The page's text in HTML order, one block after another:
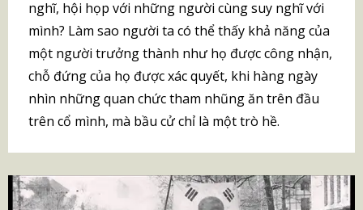
nghĩ, hội họp với những người cùng suy nghĩ với
mình? Làm sao người ta có thể thấy khả năng của
một người trưởng thành như họ được công nhận,
chỗ đứng của họ được xác quyết, khi hàng ngày
nhìn những quan chức tham nhũng ăn trên đầu
trên cổ mình, mà bầu cử chỉ là một trò hề.